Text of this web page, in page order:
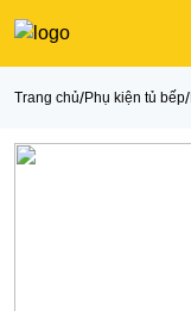
Trang chủ/Phụ kiện tủ bếp/